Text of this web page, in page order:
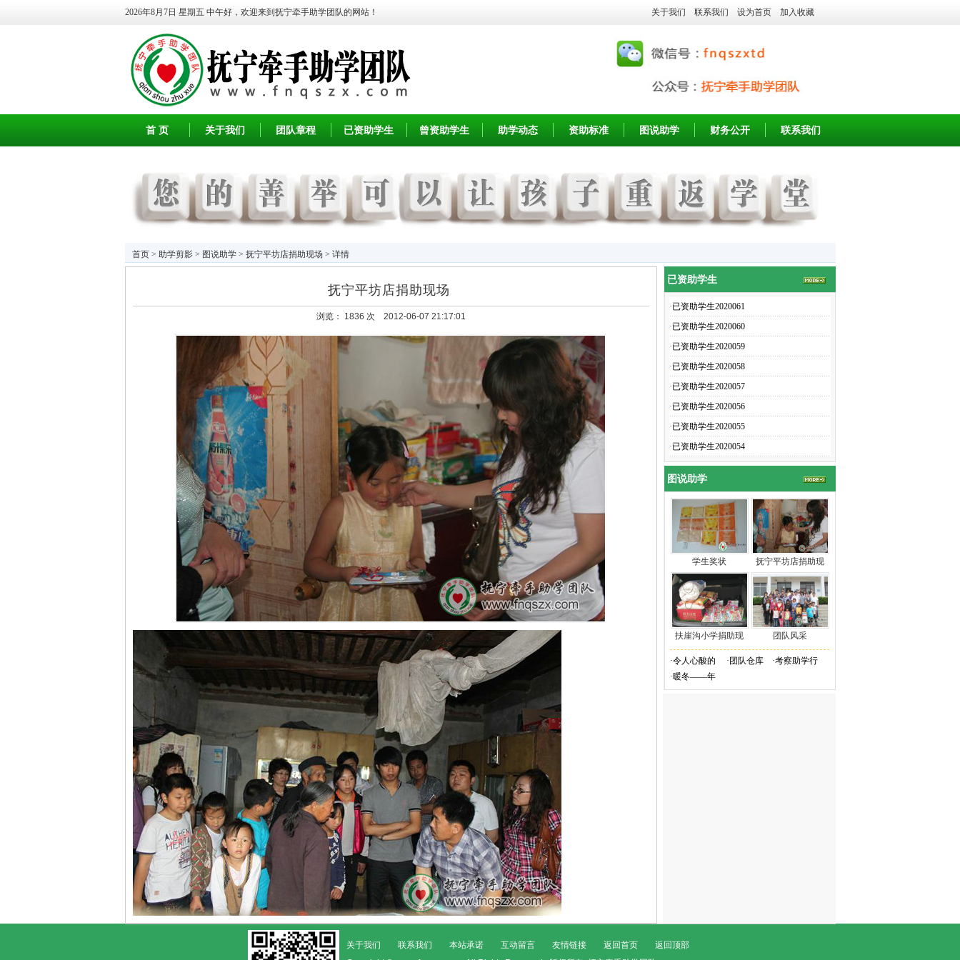
2026年8月7日 星期五 中午好，欢迎来到抚宁牵手助学团队的网站！ 关于我们 联系我们 设为首页 加入收藏
首 页 关于我们 团队章程 已资助学生 曾资助学生 助学动态 资助标准 图说助学 财务公开 联系我们
首页> 助学剪影> 图说助学> 抚宁平坊店捐助现场 > 详情
抚宁平坊店捐助现场
浏览： 1836 次 2012-06-07 21:17:01
已资助学生
·已资助学生2020061
·已资助学生2020060
·已资助学生2020059
·已资助学生2020058
·已资助学生2020057
·已资助学生2020056
·已资助学生2020055
·已资助学生2020054
图说助学
学生奖状 抚宁平坊店捐助现
扶崖沟小学捐助现 团队风采
·令人心酸的 · 团队仓库 ·考察助学行
·暖冬——年
关于我们 联系我们 本站承诺 互动留言 友情链接 返回首页
返回顶部